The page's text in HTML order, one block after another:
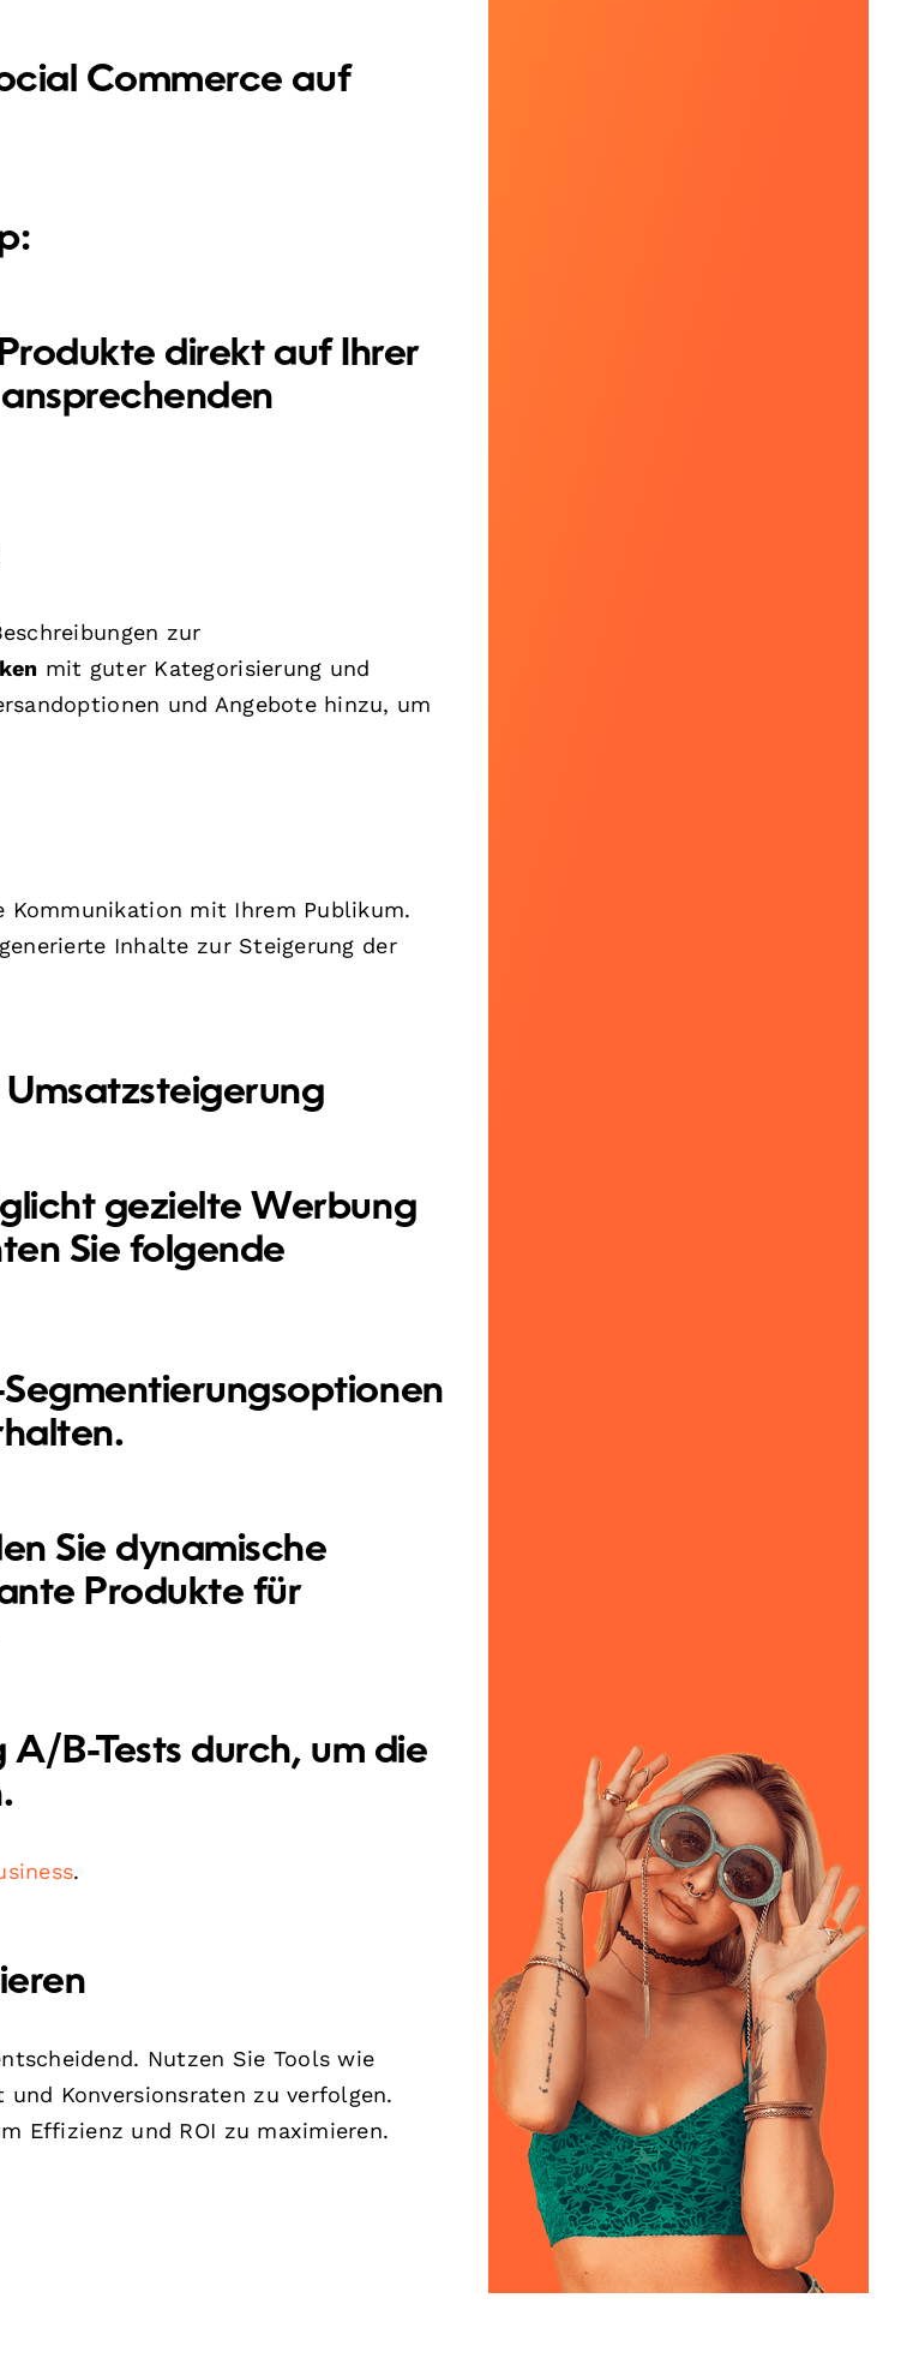
Commerce auf
direkt auf Ihrer
zur
mit guter Kategorisierung und
und Angebote hinzu, um
Kommunikation mit Ihrem Publikum.
Inhalte zur Steigerung der
gezielte Werbung
Sie folgende
Sie dynamische
Produkte für
A/B-Tests durch, um die
.
Nutzen Sie Tools wie
und Konversionsraten zu verfolgen.
Effizienz und ROI zu maximieren.